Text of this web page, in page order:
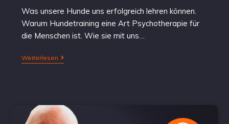
Was unsere Hunde uns erfolgreich lehren können.
Warum Hundetraining eine Art Psychotherapie für
die Menschen ist. Wie sie mit uns…
Weiterlesen